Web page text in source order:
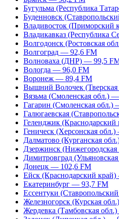
Бугульма (Республика
Буденновск
Владивосток (Приморский
Владикавказ (Республика
Волгодонск (Ростовская
Волгоград — 92,6 FM
Волноваха (ДНР) — 99,5
Вологда — 96,0 FM
Воронеж — 89,4 FM
Вышний Волочек
Вязьма (Смоленская обл.)
Гагарин (Смоленская обл.)
Галюгаевская
Геленджик
Геническ (Херсонская
Далматово (Курганская
Дзержинск
Димитровград
Донецк — 102,6 FM
Ейск (Краснодарский
Екатеринбург — 93,7 FM
Ессентуки
Железногорск (Курская
Жердевка (Тамбовская